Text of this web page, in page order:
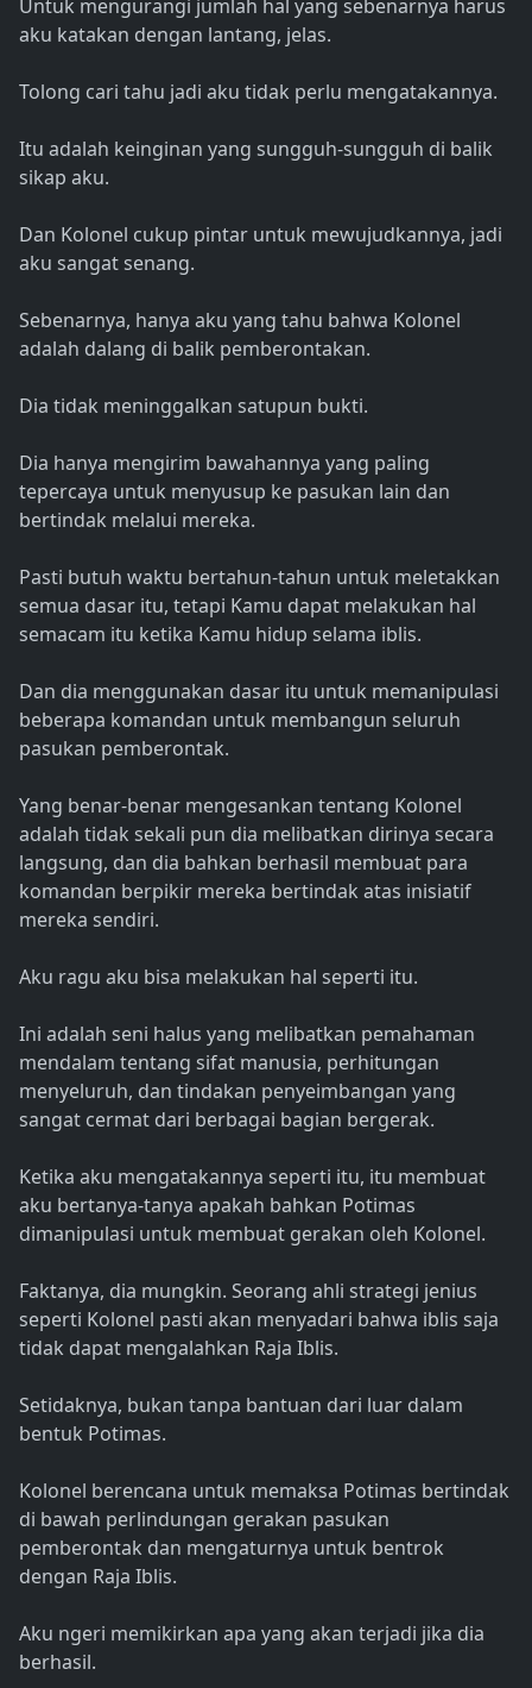
Untuk mengurangi jumlah hal yang sebenarnya harus
aku katakan dengan lantang, jelas.
Tolong cari tahu jadi aku tidak perlu mengatakannya.
Itu adalah keinginan yang sungguh-sungguh di balik
sikap aku.
Dan Kolonel cukup pintar untuk mewujudkannya, jadi
aku sangat senang.
Sebenarnya, hanya aku yang tahu bahwa Kolonel
adalah dalang di balik pemberontakan.
Dia tidak meninggalkan satupun bukti.
Dia hanya mengirim bawahannya yang paling
tepercaya untuk menyusup ke pasukan lain dan
bertindak melalui mereka.
Pasti butuh waktu bertahun-tahun untuk meletakkan
semua dasar itu, tetapi Kamu dapat melakukan hal
semacam itu ketika Kamu hidup selama iblis.
Dan dia menggunakan dasar itu untuk memanipulasi
beberapa komandan untuk membangun seluruh
pasukan pemberontak.
Yang benar-benar mengesankan tentang Kolonel
adalah tidak sekali pun dia melibatkan dirinya secara
langsung, dan dia bahkan berhasil membuat para
komandan berpikir mereka bertindak atas inisiatif
mereka sendiri.
Aku ragu aku bisa melakukan hal seperti itu.
Ini adalah seni halus yang melibatkan pemahaman
mendalam tentang sifat manusia, perhitungan
menyeluruh, dan tindakan penyeimbangan yang
sangat cermat dari berbagai bagian bergerak.
Ketika aku mengatakannya seperti itu, itu membuat
aku bertanya-tanya apakah bahkan Potimas
dimanipulasi untuk membuat gerakan oleh Kolonel.
Faktanya, dia mungkin. Seorang ahli strategi jenius
seperti Kolonel pasti akan menyadari bahwa iblis saja
tidak dapat mengalahkan Raja Iblis.
Setidaknya, bukan tanpa bantuan dari luar dalam
bentuk Potimas.
Kolonel berencana untuk memaksa Potimas bertindak
di bawah perlindungan gerakan pasukan
pemberontak dan mengaturnya untuk bentrok
dengan Raja Iblis.
Aku ngeri memikirkan apa yang akan terjadi jika dia
berhasil.